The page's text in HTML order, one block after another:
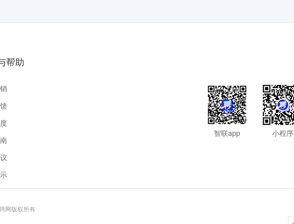
帮助
智联app 小程序
网版权所有